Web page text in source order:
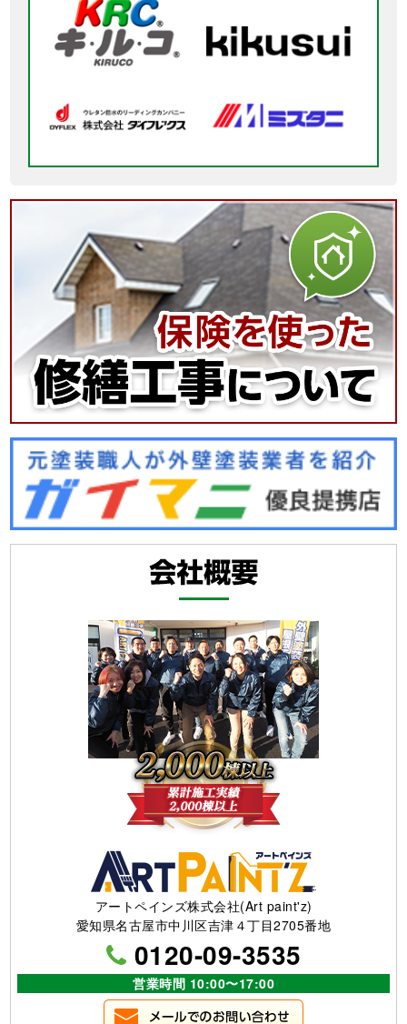
アートペインズ株式会社(Art paint'z)
愛知県名古屋市中川区吉津４丁目2705番地
0120-09-3535
営業時間 10:00〜17:00